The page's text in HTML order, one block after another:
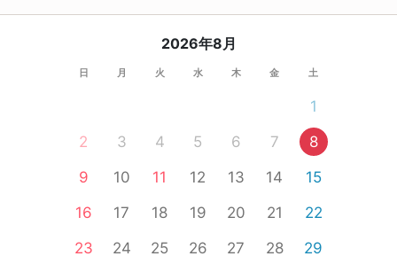
2026年8月
日 月 火 水 木 金 土
1
2
3 4 5 6 7
8
9
10 11 12 13 14
15
16
17 18 19 20 21
22
23
24 25 26 27 28
29